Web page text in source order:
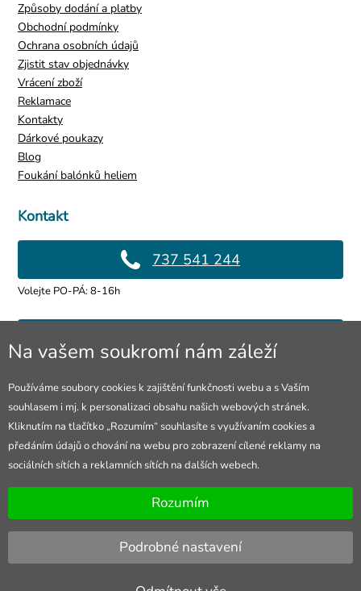
Kontakt
737 541 244
Volejte PO-PÁ: 8-16h
info@4lol.cz
Prodejna Ostrava
28. října 250/285
Otevřeno Po-Pá 8-16h
Způsoby dodání a platby
Obchodní podmínky
Ochrana osobních údajů
Zjistit stav objednávky
Vrácení zboží
Reklamace
Kontakty
Dárkové poukazy
Blog
Foukání balónků heliem
Na vašem soukromí nám záleží
Používáme soubory cookies k zajištění funkčnosti webu a s Vaším
souhlasem i mj. k personalizaci obsahu našich webových stránek.
Kliknutím na tlačítko „Rozumím“ souhlasíte s využívaním cookies a
předáním údajů o chování na webu pro zobrazení cílené reklamy na
sociálních sítích a reklamních sítích na dalších webech.
Rozumím
Podrobné nastavení